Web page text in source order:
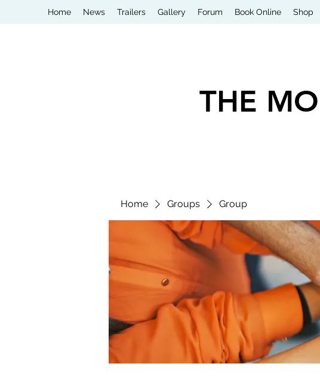
Home News Trailers Gallery Forum Book Online Shop
THE
Home Groups Group